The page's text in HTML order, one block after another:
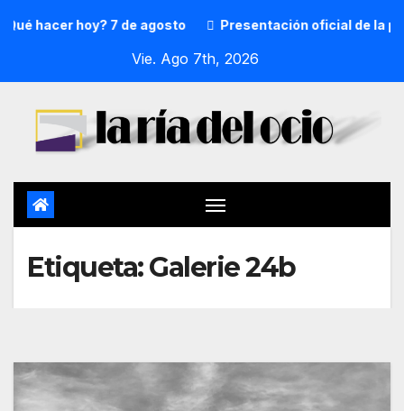
hacer hoy? 7 de agosto Presentación oficial de la
Vie. Ago 7th, 2026
Etiqueta:Galerie 24b